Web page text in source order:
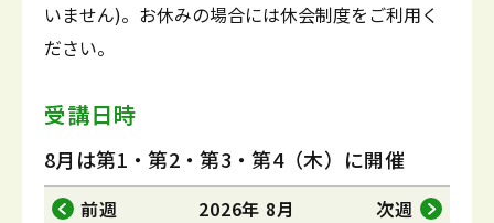
いません)。お休みの場合には休会制度をご利用く
ださい。
受講日時
8月は第1・第2・第3・第4（木）に開催
前週 2026年 8月 次週